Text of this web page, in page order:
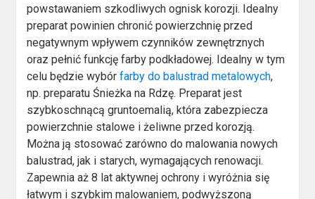
powstawaniem szkodliwych ognisk korozji. Idealny
preparat powinien chronić powierzchnię przed
negatywnym wpływem czynników zewnętrznych
oraz pełnić funkcję farby podkładowej. Idealny w tym
celu będzie wybórfarby do balustrad metalowych,
np. preparatu Śnieżka na Rdzę. Preparat jest
szybkoschnącą gruntoemalią, która zabezpiecza
powierzchnie stalowe i żeliwne przed korozją.
Można ją stosować zarówno do malowania nowych
balustrad, jak i starych, wymagających renowacji.
Zapewnia aż 8 lat aktywnej ochrony i wyróżnia się
łatwym i szybkim malowaniem, podwyższoną